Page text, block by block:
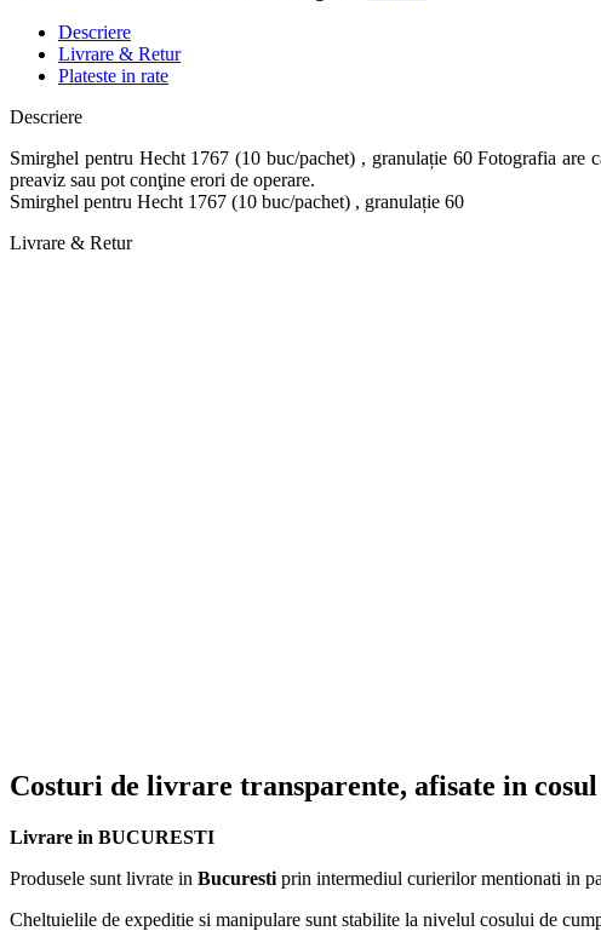
Descriere
Livrare & Retur
Plateste in rate
Descriere
Smirghel pentru Hecht 1767 (10 buc/pachet) , granulație 60 Fotografia
preaviz sau pot conţine erori de operare.
Smirghel pentru Hecht 1767 (10 buc/pachet) , granulație 60
Livrare & Retur
Costuri de livrare transparente, afisate in
Livrare in BUCURESTI
Produsele sunt livrate in Bucuresti prin intermediul curierilor mentionati in
Cheltuielile de expeditie si manipulare sunt stabilite la nivelul cosului de